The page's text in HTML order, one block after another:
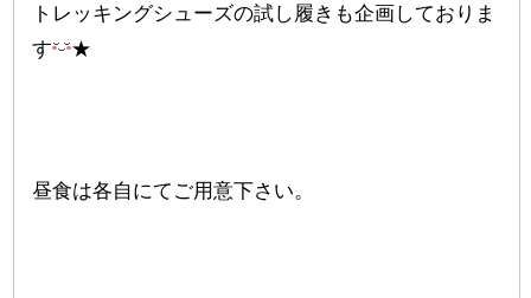
トレッキングシューズの試し履きも企画しておりま
す
★
昼食は各自にてご用意下さい。